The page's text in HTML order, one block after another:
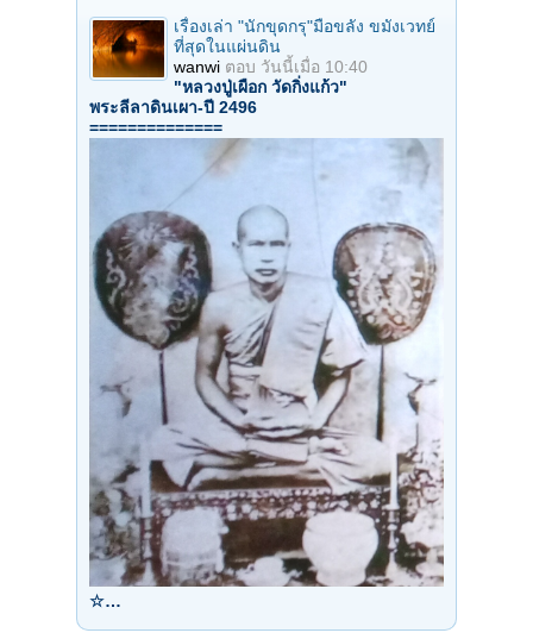
เรื่องเล่า "นักขุดกรุ"มือขลัง ขมังเวทย์
ที่สุดในแผ่นดิน
wanwi ตอบ วันนี้เมื่อ 10:40
"หลวงปู่เผือก วัดกิ่งแก้ว"
พระลีลาดินเผา-ปี 2496
==============
☆…